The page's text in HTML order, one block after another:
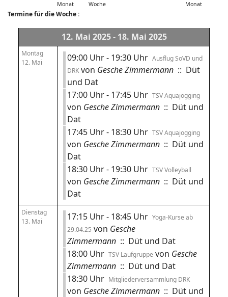
Monat
Woche
Monat
Termine für die Woche :
12. Mai 2025 - 18. Mai 2025
Montag
12. Mai
09:00 Uhr - 19:30 Uhr Ausflug SoVD und
DRK von Gesche Zimmermann :: Düt
und Dat
17:00 Uhr - 17:45 Uhr TSV Aquajogging
von Gesche Zimmermann :: Düt und
Dat
17:45 Uhr - 18:30 Uhr TSV Aquajogging
von Gesche Zimmermann :: Düt und
Dat
18:30 Uhr - 19:30 Uhr TSV Volleyball
von Gesche Zimmermann :: Düt und
Dat
Dienstag
13. Mai
17:15 Uhr - 18:45 Uhr Yoga-Kurse ab
29.04.25 von Gesche
Zimmermann :: Düt und Dat
18:00 Uhr TSV Laufgruppe von Gesche
Zimmermann :: Düt und Dat
18:30 Uhr Mitgliederversammlung DRK
von Gesche Zimmermann :: Düt und